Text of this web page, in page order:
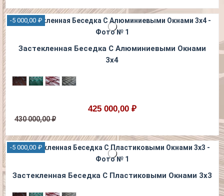
-5 000,00 ₽
Застекленная Беседка С Алюминиевыми Окнами
3х4
425 000,00 ₽
430 000,00 ₽
-5 000,00 ₽
Застекленная Беседка С Пластиковыми Окнами 3х3